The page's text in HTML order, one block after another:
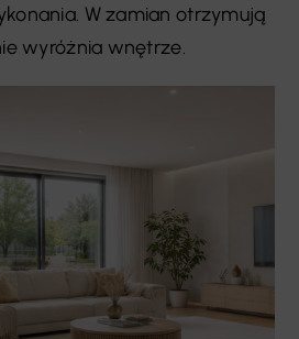
W zamian otrzymują
wyróżnia wnętrze.